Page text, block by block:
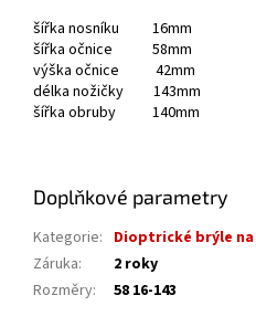
šířka nosníku 16mm
šířka očnice 58mm
výška očnice 42mm
délka nožičky 143mm
šířka obruby 140mm
Doplňkové parametry
Kategorie: Dioptrické brýle na
Záruka:
2 roky
Rozměry: 58 16-143